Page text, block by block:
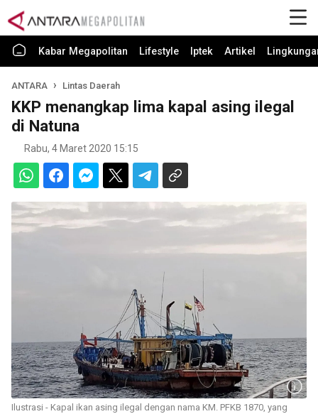
Kabar Megapolitan Lifestyle Iptek Artikel
ANTARA Lintas Daerah
KKP menangkap lima kapal asing ilegal
di Natuna
Rabu, 4 Maret 2020 15:15
Ilustrasi - Kapal ikan asing ilegal dengan nama KM. PFKB 1870, yang